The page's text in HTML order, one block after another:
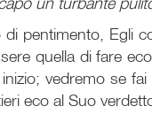
pentimento, Egli
quella di fare
vedremo se
eco al Suo